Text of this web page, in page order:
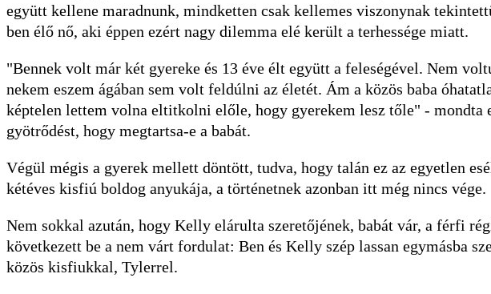
együtt kellene maradnunk, mindketten csak kellemes viszonynak
ben élő nő, aki éppen ezért nagy dilemma elé került a terhessége miatt.
"Bennek volt már két gyereke és 13 éve élt együtt a feleségével. Nem
nekem eszem ágában sem volt feldúlni az életét. Ám a közös baba
képtelen lettem volna eltitkolni előle, hogy gyerekem lesz tőle" - mondta
gyötrődést, hogy megtartsa-e a babát.
Végül mégis a gyerek mellett döntött, tudva, hogy talán ez az egyetlen
kétéves kisfiú boldog anyukája, a történetnek azonban itt még nincs vége.
Nem sokkal azután, hogy Kelly elárulta szeretőjének, babát vár, a férfi
következett be a nem várt fordulat: Ben és Kelly szép lassan egymásba
közös kisfiukkal, Tylerrel.